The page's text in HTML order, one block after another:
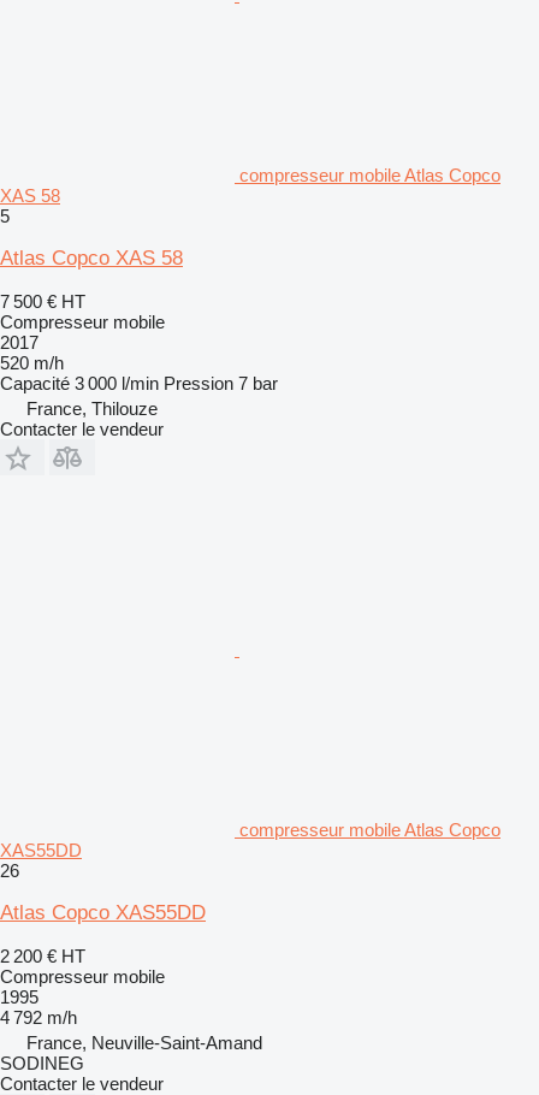
compresseur mobile Atlas Copco
XAS 58
5
Atlas Copco XAS 58
7 500 € HT
Compresseur mobile
2017
520 m/h
Capacité 3 000 l/min Pression 7 bar
France, Thilouze
Contacter le vendeur
compresseur mobile Atlas Copco
XAS55DD
26
Atlas Copco XAS55DD
2 200 € HT
Compresseur mobile
1995
4 792 m/h
France, Neuville-Saint-Amand
SODINEG
Contacter le vendeur